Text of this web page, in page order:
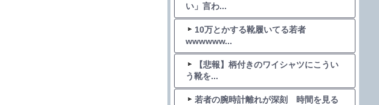
い」言わ...
10万とかする靴履いてる若者
wwwwww...
【悲報】柄付きのワイシャツにこうい
う靴を...
若者の腕時計離れが深刻 時間を見る